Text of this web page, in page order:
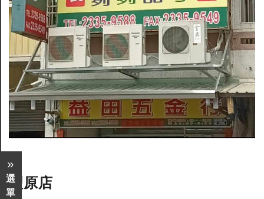
選
單
豐原店